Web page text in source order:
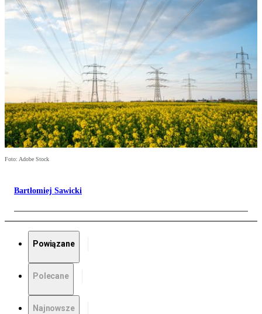
Foto: Adobe Stock
Bartłomiej Sawicki
Powiązane
Polecane
Najnowsze